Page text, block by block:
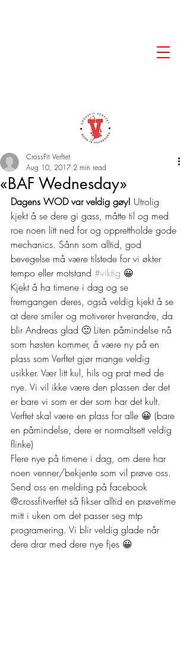
«BAF Wednesday»
CrossFit Verftet
Aug 10, 2017 2 min read
Dagens WOD var veldig gøy! Utrolig
kjekt å se dere gi gass, måtte til og med
roe noen litt ned for og opprettholde gode
mechanics. Sånn som alltid, god
bevegelse må være tilstede for vi økter
tempo eller motstand #viktig 😀
Kjekt å ha timene i dag og se
fremgangen deres, også veldig kjekt å se
at dere smiler og motiverer hverandre, da
blir Andreas glad 🙂 Liten påmindelse nå
som høsten kommer, å være ny på en
plass som Verftet gjør mange veldig
usikker. Vær litt kul, hils og prat med de
nye. Vi vil ikke være den plassen der det
er bare vi som er der som har det kult.
Verftet skal være en plass for alle 😀 (bare
en påmindelse, dere er normaltsett veldig
flinke)
Flere nye på timene i dag, om dere har
noen venner/bekjente som vil prøve oss.
Send oss en melding på facebook
@crossfitverftet så fikser alltid en prøvetime
mitt i uken om det passer seg mtp
programering. Vi blir veldig glade når
dere drar med dere nye fjes 😀